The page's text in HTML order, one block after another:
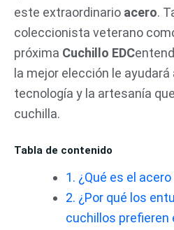
este extraordinario acero.
coleccionista veterano
próxima Cuchillo EDC
la mejor elección le ayudará
tecnología y la artesanía
cuchilla.
Tabla de contenido
1. ¿Qué es el
2. ¿Por qué los
cuchillos prefieren